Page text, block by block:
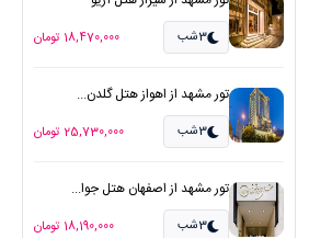
3شب 18,470,000 تومان
تور مشهد از اهواز هتل گلدن...
3شب 25,730,000 تومان
تور مشهد از اصفهان هتل جوا...
3شب 18,190,000 تومان